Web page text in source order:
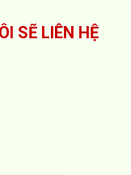
SẼ LIÊN HỆ